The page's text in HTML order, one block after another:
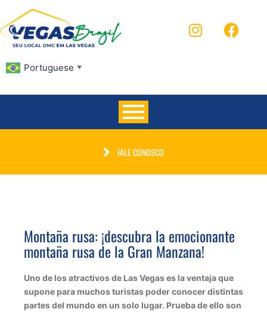
Portuguese ▼
FALE CONOSCO
Montaña rusa: ¡descubra la emocionante
montaña rusa de la Gran Manzana!
Uno de los atractivos de Las Vegas es la ventaja que
supone para muchos turistas poder conocer distintas
partes del mundo en un solo lugar. Prueba de ello son